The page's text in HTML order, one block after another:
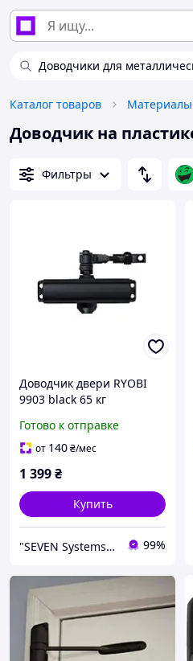
Доводчики для
Каталог товаров
Доводчик на
Фильтры
Доводчик двери RYOBI
9903 black 65 кг
Готово к отправке
от 140₴/мес
1 399₴
Купить
"SEVEN Systems" Интернет-магазин систем безопасности 99%